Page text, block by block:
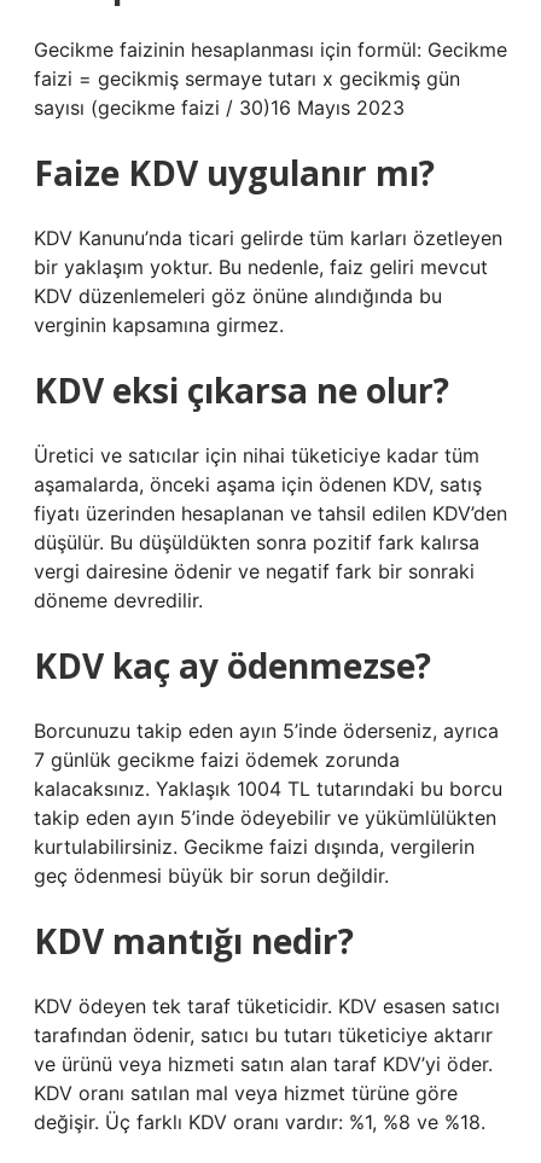
Gecikme faizinin hesaplanması için formül: Gecikme
faizi = gecikmiş sermaye tutarı x gecikmiş gün
sayısı (gecikme faizi / 30)16 Mayıs 2023
Faize KDV uygulanır mı?
KDV Kanunu’nda ticari gelirde tüm karları özetleyen
bir yaklaşım yoktur. Bu nedenle, faiz geliri mevcut
KDV düzenlemeleri göz önüne alındığında bu
verginin kapsamına girmez.
KDV eksi çıkarsa ne olur?
Üretici ve satıcılar için nihai tüketiciye kadar tüm
aşamalarda, önceki aşama için ödenen KDV, satış
fiyatı üzerinden hesaplanan ve tahsil edilen KDV’den
düşülür. Bu düşüldükten sonra pozitif fark kalırsa
vergi dairesine ödenir ve negatif fark bir sonraki
döneme devredilir.
KDV kaç ay ödenmezse?
Borcunuzu takip eden ayın 5’inde öderseniz, ayrıca
7 günlük gecikme faizi ödemek zorunda
kalacaksınız. Yaklaşık 1004 TL tutarındaki bu borcu
takip eden ayın 5’inde ödeyebilir ve yükümlülükten
kurtulabilirsiniz. Gecikme faizi dışında, vergilerin
geç ödenmesi büyük bir sorun değildir.
KDV mantığı nedir?
KDV ödeyen tek taraf tüketicidir. KDV esasen satıcı
tarafından ödenir, satıcı bu tutarı tüketiciye aktarır
ve ürünü veya hizmeti satın alan taraf KDV’yi öder.
KDV oranı satılan mal veya hizmet türüne göre
değişir. Üç farklı KDV oranı vardır: %1, %8 ve %18.